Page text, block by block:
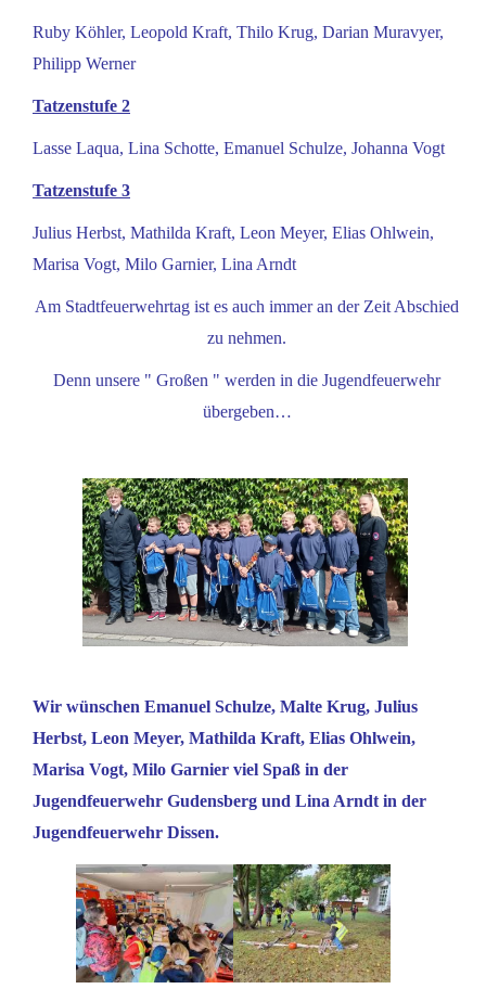
Ruby Köhler, Leopold Kraft, Thilo Krug, Darian Muravyer,
Philipp Werner
Tatzenstufe 2
Lasse Laqua, Lina Schotte, Emanuel Schulze, Johanna Vogt
Tatzenstufe 3
Julius Herbst, Mathilda Kraft, Leon Meyer, Elias Ohlwein,
Marisa Vogt, Milo Garnier, Lina Arndt
Am Stadtfeuerwehrtag ist es auch immer an der Zeit Abschied
zu nehmen.
Denn unsere " Großen " werden in die Jugendfeuerwehr
übergeben…
Wir wünschen Emanuel Schulze, Malte Krug, Julius
Herbst, Leon Meyer, Mathilda Kraft, Elias Ohlwein,
Marisa Vogt, Milo Garnier viel Spaß in der
Jugendfeuerwehr Gudensberg und Lina Arndt in der
Jugendfeuerwehr Dissen.